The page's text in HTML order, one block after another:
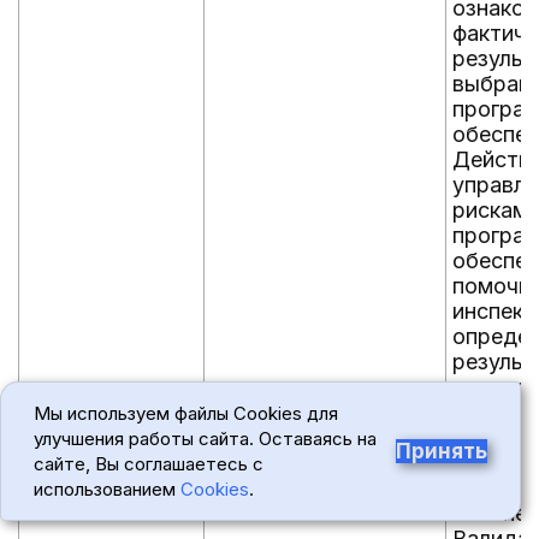
помочь
Мы используем файлы Cookies для
улучшения работы сайта. Оставаясь на
сайте, Вы соглашаетесь с
использованием Cookies.
Принять